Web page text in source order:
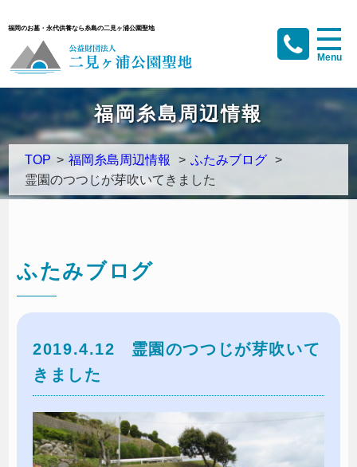
福岡のお墓・永代供養なら糸島の二見ヶ浦公園聖地
福岡糸島周辺情報
TOP > 福岡糸島周辺情報 > ふたみブログ
>
霊園のつつじが芽吹いてきました
ふたみブログ
2019.4.12
霊園のつつじが芽吹いて
きました